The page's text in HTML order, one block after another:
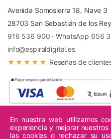
Avenida Somosierra 18, Nave 3
28703 San Sebastián de los
916 536 900 ·WhatsApp 656
info@espiraldigital.es
★★★★★ Reseñas de
© 2026 Espiral Digital - Todos
En nuestra web utilizamos
experiencia y mejorar
las cookies o rechazar su